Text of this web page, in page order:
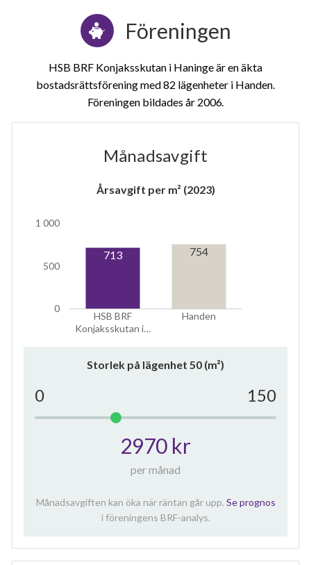
14
Föreningen
HSB BRF Konjaksskutan i Haninge är en äkta
bostadsrättsförening med 82 lägenheter i Handen.
Föreningen bildades år 2006
Månadsavgift
Årsavgift per m² (2023)
HSB BRF
Konjaksskutan i…
Handen
0
500
1 000
713 754
Storlek på lägenhet 50 (m²)
0 150
2970 kr
per månad
Månadsavgiften kan öka när räntan går upp. Se prognos
i föreningens BRF-analys.